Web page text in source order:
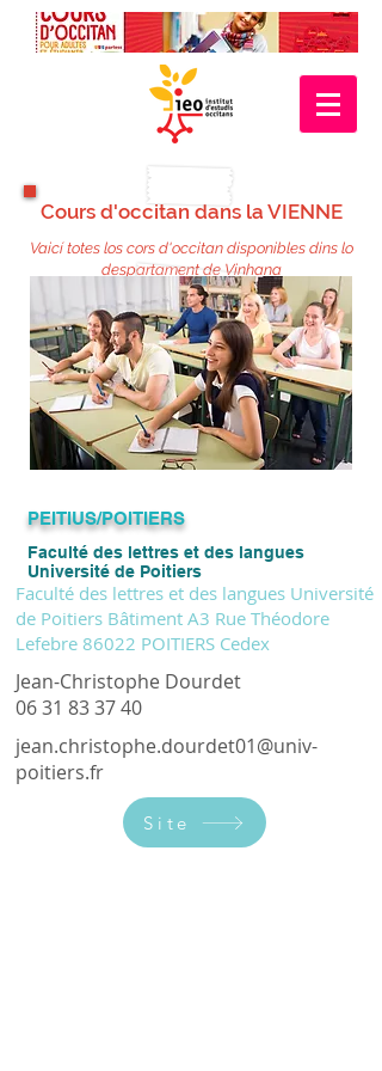
Cours d'occitan dans la VIENNE
Vaicí totes los cors d'occitan disponibles dins lo
despartament de Vinhana
PEITIUS/POITIERS
Faculté des lettres et des langues
Université de Poitiers
Faculté des lettres et des langues Université
de Poitiers Bâtiment A3 Rue Théodore
Lefebre 86022 POITIERS Cedex
Jean-Christophe Dourdet
06 31 83 37 40
jean.christophe.dourdet01@univ-
poitiers.fr
Site